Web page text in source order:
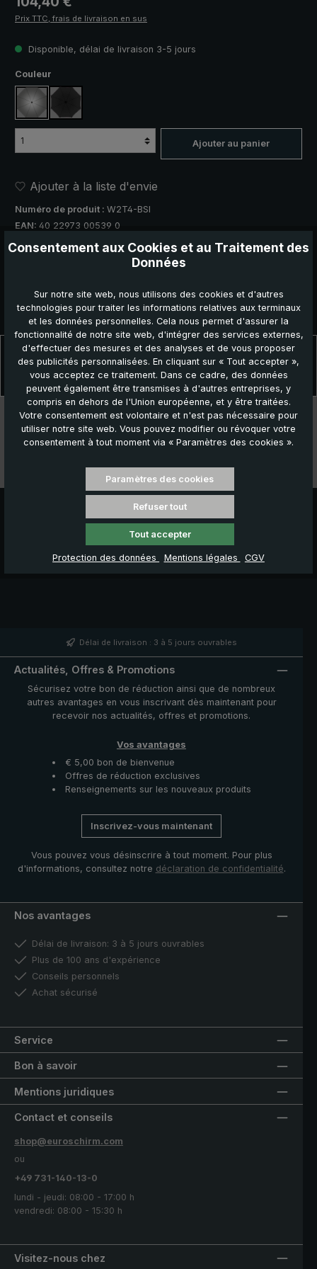
Prix TTC, frais de livraison en sus
Disponible, délai de livraison 3-5 jours
Sélectionnez
Couleur
argent, protection UV 50+
noir
Ajouter au panier
Ajouter à la liste d'envie
Numéro de produit : W2T4-BSI
EAN: 40 22973 00539 0
Recommander ce produit :
Description
Le parapluie de caddy de golf idéal ! Le grand plus du parapluie de
golf « birdiepal telescopic » est son tige tél…
Plus
Données techniques
Caractéristiques
Délai de livraison : 3 à 5 jours ouvrables
Actualités, Offres & Promotions
Sécurisez votre bon de réduction ainsi que de nombreux
autres avantages en vous inscrivant dès maintenant pour
recevoir nos actualités, offres et promotions.
Vos avantages
€ 5,00 bon de bienvenue
Offres de réduction exclusives
Renseignements sur les nouveaux produits
Inscrivez-vous maintenant
Vous pouvez vous désinscrire à tout moment. Pour plus
d'informations, consultez notre déclaration de confidentialité.
Nos avantages
Délai de livraison: 3 à 5 jours ouvrables
Plus de 100 ans d'expérience
Conseils personnels
Achat sécurisé
Service
Bon à savoir
Mentions juridiques
Visitez-nous chez
Contact et conseils
shop@euroschirm.com
ou
+49 731-140-13-0
lundi - jeudi: 08:00 - 17:00 h
vendredi: 08:00 - 15:30 h
Consentement aux Cookies et au Traitement des
Données
Sur notre site web, nous utilisons des cookies et d'autres
technologies pour traiter les informations relatives aux terminaux
et les données personnelles. Cela nous permet d'assurer la
fonctionnalité de notre site web, d'intégrer des services externes,
d'effectuer des mesures et des analyses et de vous proposer
des publicités personnalisées. En cliquant sur « Tout accepter »,
vous acceptez ce traitement. Dans ce cadre, des données
peuvent également être transmises à d'autres entreprises, y
compris en dehors de l'Union européenne, et y être traitées.
Votre consentement est volontaire et n'est pas nécessaire pour
utiliser notre site web. Vous pouvez modifier ou révoquer votre
consentement à tout moment via « Paramètres des cookies ».
Paramètres des cookies
Refuser tout
Tout accepter
Protection des données Mentions légales CGV